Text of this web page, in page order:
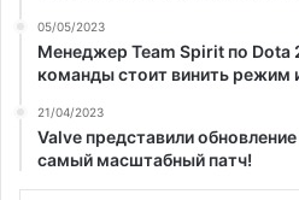
05/05/2023
Менеджер Team Spirit по Dota
команды стоит винить режим
21/04/2023
Valve представили
самый масштабный патч!